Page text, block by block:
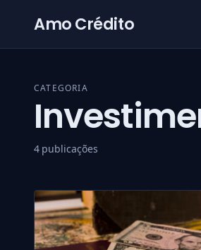
Amo Crédito
CATEGORIA
4 publicações